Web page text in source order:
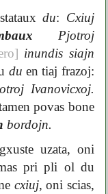
du: Cxiuj
Pjotroj
inundis siajn
du en tiaj frazoj:
Ivanovicxoj.
povas bone
bordojn.
uzata, oni
pri pli ol du
cxiuj, oni scias,